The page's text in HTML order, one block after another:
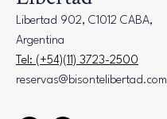
Libertad 902, C1012 CABA,
Argentina
Tel: (+54)(11) 3723-2500
reservas@bisontelibertad.com